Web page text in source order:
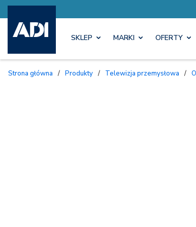
SKLEP MARKI OFERTY
Strona główna / Produkty / Telewizja przemysłowa /